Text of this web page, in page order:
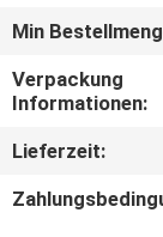
SITEMAP
PRIVACY
POLICY
Min
Verpackung
Informationen:
Lieferzeit: